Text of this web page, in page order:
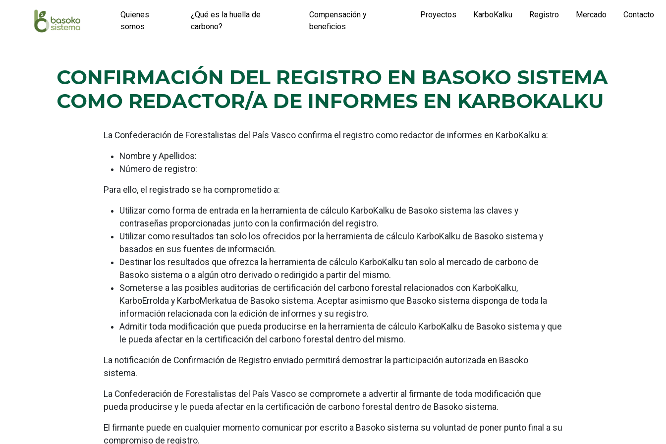
Quienes
somos
¿Qué es la huella de
carbono?
Compensación y
beneficios
Proyectos KarboKalku Registro Mercado Contacto
CONFIRMACIÓN DEL REGISTRO EN BASOKO SISTEMA
COMO REDACTOR/A DE INFORMES EN KARBOKALKU
La Confederación de Forestalistas del País Vasco confirma el registro como redactor de informes en KarboKalku a:
Nombre y Apellidos:
Número de registro:
Para ello, el registrado se ha comprometido a:
Utilizar como forma de entrada en la herramienta de cálculo KarboKalku de Basoko sistema las claves y
contraseñas proporcionadas junto con la confirmación del registro.
Utilizar como resultados tan solo los ofrecidos por la herramienta de cálculo KarboKalku de Basoko sistema y
basados en sus fuentes de información.
Destinar los resultados que ofrezca la herramienta de cálculo KarboKalku tan solo al mercado de carbono de
Basoko sistema o a algún otro derivado o redirigido a partir del mismo.
Someterse a las posibles auditorias de certificación del carbono forestal relacionados con KarboKalku,
KarboErrolda y KarboMerkatua de Basoko sistema. Aceptar asimismo que Basoko sistema disponga de toda la
información relacionada con la edición de informes y su registro.
Admitir toda modificación que pueda producirse en la herramienta de cálculo KarboKalku de Basoko sistema y que
le pueda afectar en la certificación del carbono forestal dentro del mismo.
La notificación de Confirmación de Registro enviado permitirá demostrar la participación autorizada en Basoko
sistema.
La Confederación de Forestalistas del País Vasco se compromete a advertir al firmante de toda modificación que
pueda producirse y le pueda afectar en la certificación de carbono forestal dentro de Basoko sistema.
El firmante puede en cualquier momento comunicar por escrito a Basoko sistema su voluntad de poner punto final a su
compromiso de registro.